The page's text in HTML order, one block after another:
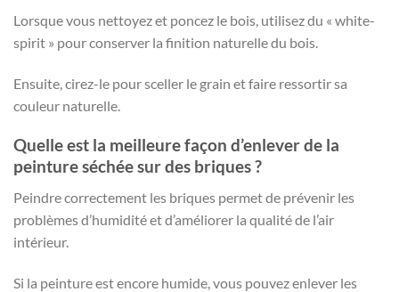
Lorsque vous nettoyez et poncez le bois, utilisez du « white-
spirit » pour conserver la finition naturelle du bois.
Ensuite, cirez-le pour sceller le grain et faire ressortir sa
couleur naturelle.
Quelle est la meilleure façon d’enlever de la
peinture séchée sur des briques ?
Peindre correctement les briques permet de prévenir les
problèmes d’humidité et d’améliorer la qualité de l’air
intérieur.
Si la peinture est encore humide, vous pouvez enlever les